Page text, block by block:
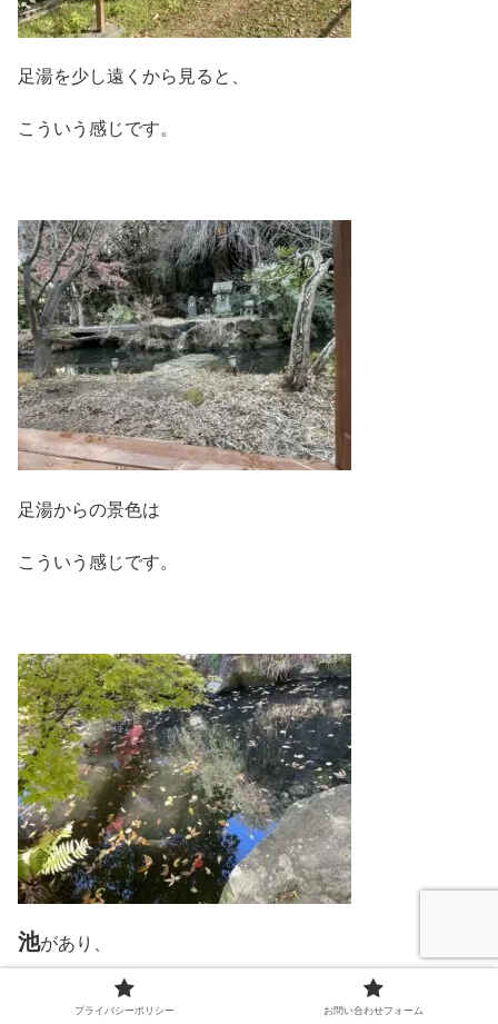
足湯を少し遠くから見ると、
こういう感じです。
足湯からの景色は
こういう感じです。
池があり、
の中には、鯉
プライバシーポリシー お問い合わせフォーム